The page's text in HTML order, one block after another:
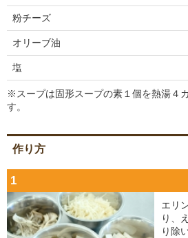
粉チーズ
オリーブ油
塩
※スープは固形スープの素１個を熱湯４
す。
作り方
1
エリ
り、
り除